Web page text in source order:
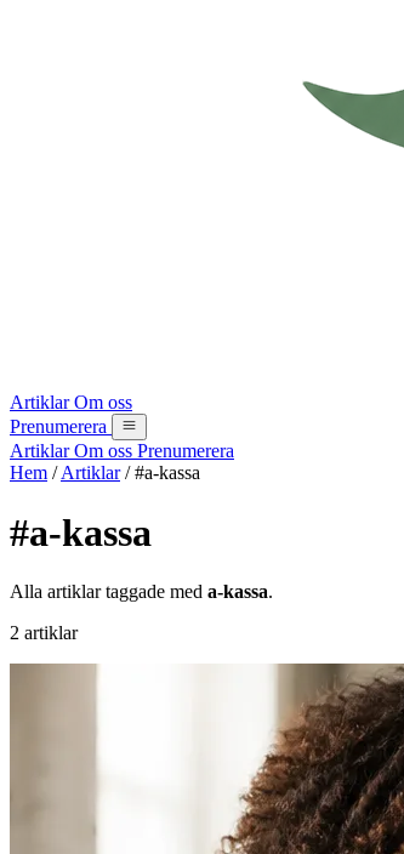
ArtiklarOm oss
Prenumerera
ArtiklarOm oss Prenumerera
Hem / Artiklar / #a-kassa
#a-kassa
Alla artiklar taggade med a-kassa.
2 artiklar